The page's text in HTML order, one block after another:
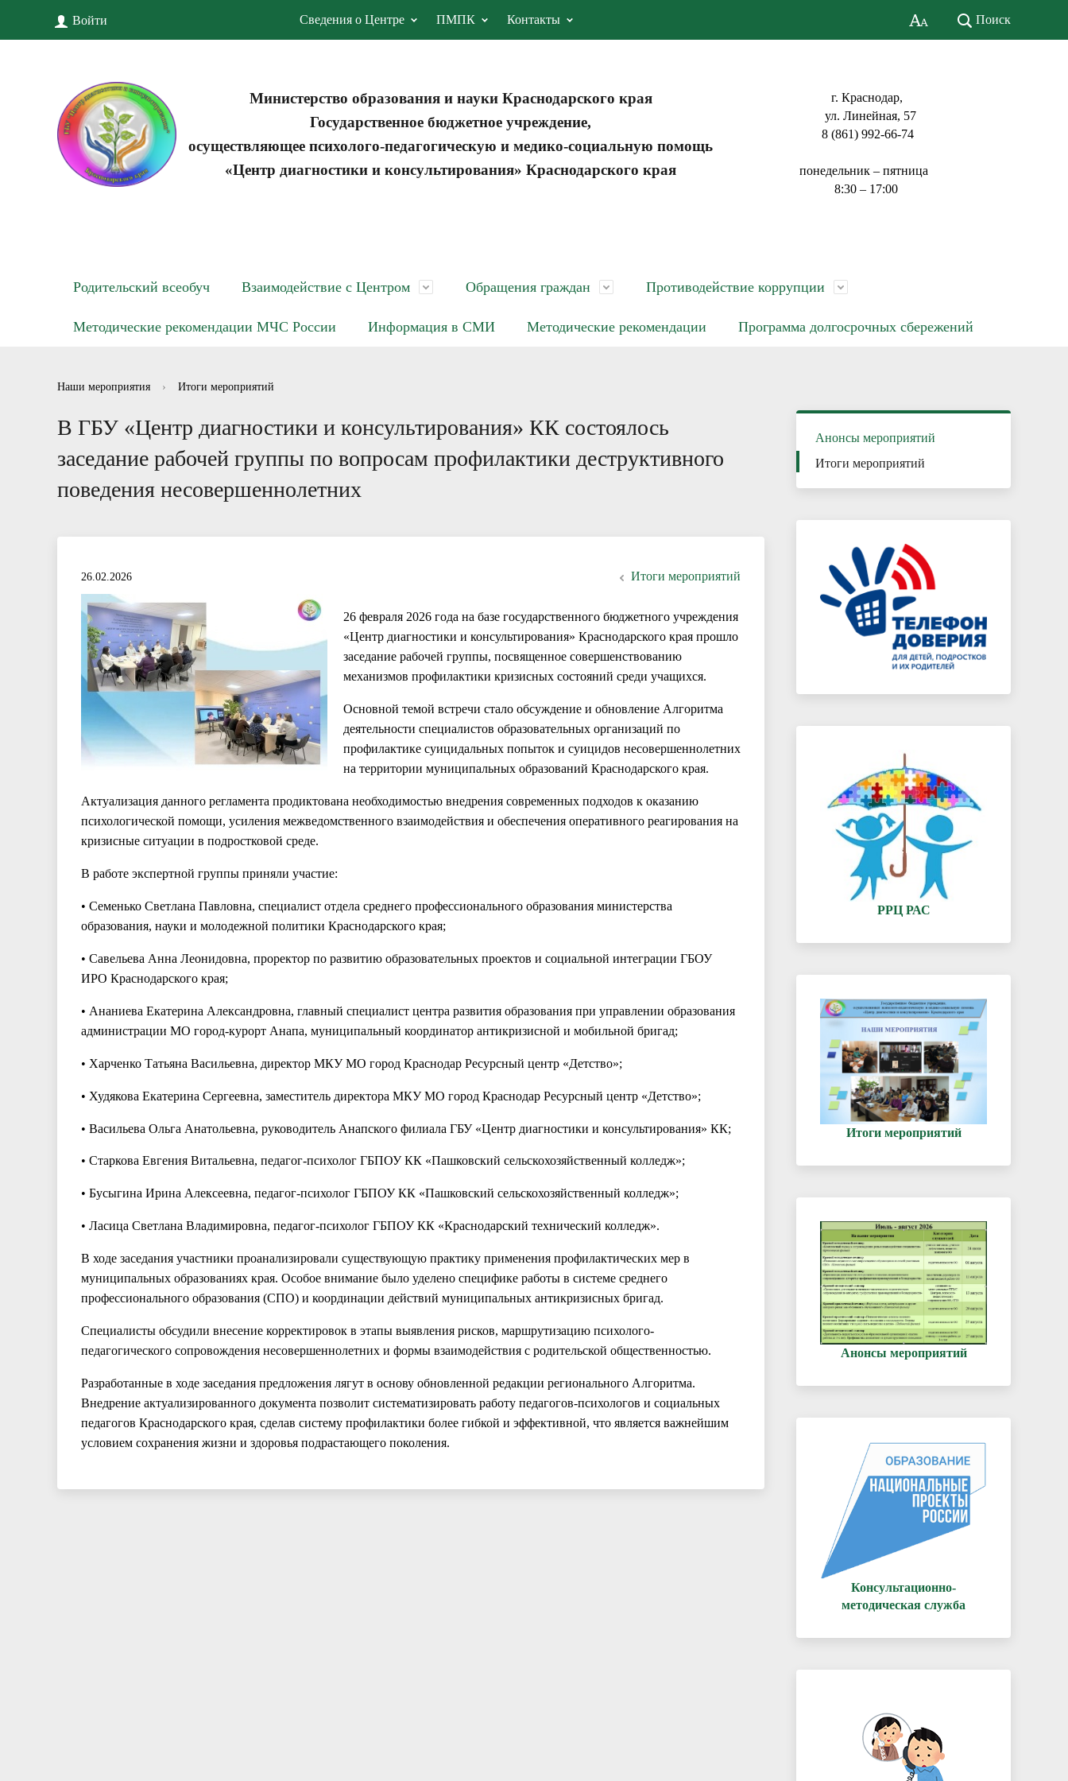
Войти Сведения о Центре ПМПК Контакты Поиск
Министерство образования и науки Краснодарского края
Государственное бюджетное учреждение,
осуществляющее психолого-педагогическую и медико-социальную помощь
«Центр диагностики и консультирования» Краснодарского края
г. Краснодар,
ул. Линейная, 57
8 (861) 992-66-74
понедельник – пятница
8:30 – 17:00
Родительский всеобуч Взаимодействие с Центром
Информационные буклеты для родителей
полезного отдыха
Обращения граждан
Отзывы
Противодействие коррупции
Нормативно правовые акты в сфере
Методические рекомендации МЧС России Информация в СМИ Методические рекомендации Программа долгосрочных сбережений
Наши мероприятия › Итоги мероприятий
В ГБУ «Центр диагностики и консультирования» КК состоялось
заседание рабочей группы по вопросам профилактики деструктивного
поведения несовершеннолетних
26.02.2026 Итоги мероприятий
26 февраля 2026 года на базе государственного бюджетного учреждения
«Центр диагностики и консультирования» Краснодарского края прошло
заседание рабочей группы, посвященное совершенствованию
механизмов профилактики кризисных состояний среди учащихся.
Основной темой встречи стало обсуждение и обновление Алгоритма
деятельности специалистов образовательных организаций по
профилактике суицидальных попыток и суицидов несовершеннолетних
на территории муниципальных образований Краснодарского края.
Актуализация данного регламента продиктована необходимостью внедрения современных подходов к оказанию
психологической помощи, усиления межведомственного взаимодействия и обеспечения оперативного реагирования на
кризисные ситуации в подростковой среде.
В работе экспертной группы приняли участие:
• Семенько Светлана Павловна, специалист отдела среднего профессионального образования министерства
образования, науки и молодежной политики Краснодарского края;
• Савельева Анна Леонидовна, проректор по развитию образовательных проектов и социальной интеграции ГБОУ
ИРО Краснодарского края;
• Ананиева Екатерина Александровна, главный специалист центра развития образования при управлении образования
администрации МО город-курорт Анапа, муниципальный координатор антикризисной и мобильной бригад;
• Харченко Татьяна Васильевна, директор МКУ МО город Краснодар Ресурсный центр «Детство»;
• Худякова Екатерина Сергеевна, заместитель директора МКУ МО город Краснодар Ресурсный центр «Детство»;
• Васильева Ольга Анатольевна, руководитель Анапского филиала ГБУ «Центр диагностики и консультирования» КК;
• Старкова Евгения Витальевна, педагог-психолог ГБПОУ КК «Пашковский сельскохозяйственный колледж»;
• Бусыгина Ирина Алексеевна, педагог-психолог ГБПОУ КК «Пашковский сельскохозяйственный колледж»;
• Ласица Светлана Владимировна, педагог-психолог ГБПОУ КК «Краснодарский технический колледж».
В ходе заседания участники проанализировали существующую практику применения профилактических мер в
муниципальных образованиях края. Особое внимание было уделено специфике работы в системе среднего
профессионального образования (СПО) и координации действий муниципальных антикризисных бригад.
Специалисты обсудили внесение корректировок в этапы выявления рисков, маршрутизацию психолого-
педагогического сопровождения несовершеннолетних и формы взаимодействия с родительской общественностью.
Разработанные в ходе заседания предложения лягут в основу обновленной редакции регионального Алгоритма.
Внедрение актуализированного документа позволит систематизировать работу педагогов-психологов и социальных
педагогов Краснодарского края, сделав систему профилактики более гибкой и эффективной, что является важнейшим
условием сохранения жизни и здоровья подрастающего поколения.
Анонсы мероприятий
Итоги мероприятий
РРЦ РАС
Итоги мероприятий
Анонсы мероприятий
Консультационно-
методическая служба